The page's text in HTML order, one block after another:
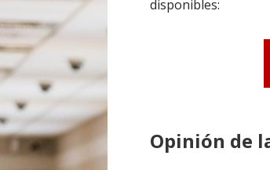
disponibles:
Opinión de